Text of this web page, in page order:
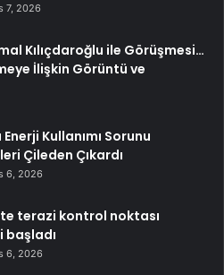
7, 2026
Kılıçdaroğlu ile Görüşmesi…
İlişkin Görüntü ve
Enerji Kullanımı Sorunu
Çileden Çıkardı
6, 2026
terazi kontrol noktası
başladı
6, 2026